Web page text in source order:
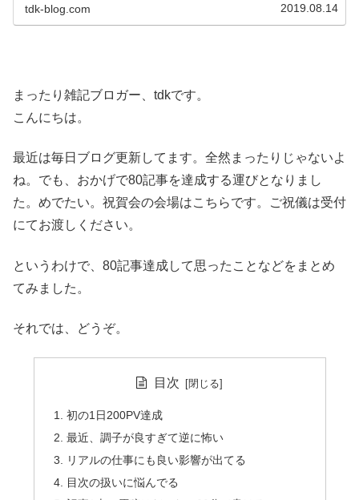
tdk-blog.com 2019.08.14
まったり雑記ブロガー、tdkです。
こんにちは。
最近は毎日ブログ更新してます。全然まったりじゃないよ
ね。でも、おかげで80記事を達成する運びとなりまし
た。めでたい。祝賀会の会場はこちらです。ご祝儀は受付
にてお渡しください。
というわけで、80記事達成して思ったことなどをまとめ
てみました。
それでは、どうぞ。
目次
初の1日200PV達成
最近、調子が良すぎて逆に怖い
リアルの仕事にも良い影響が出てる
目次の扱いに悩んでる